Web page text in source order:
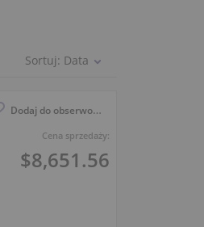
Sortuj: Data
Dodaj do obserwowanych
Cena sprzedaży:
$8,651.56